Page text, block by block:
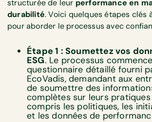
structurée de leur performance en
durabilité. Voici quelques étapes clés
pour aborder le processus avec
Étape 1 : Soumettez vos
ESG. Le processus
questionnaire détaillé fourni
EcoVadis, demandant aux
de soumettre des
complètes sur leurs pratiques
compris les politiques, les
et les données de